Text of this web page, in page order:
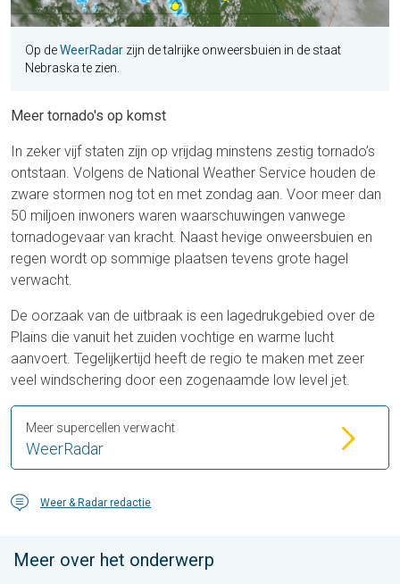
Op deWeerRadar zijn de talrijke onweersbuien in de staat
Nebraska te zien.
Meer tornado's op komst
In zeker vijf staten zijn op vrijdag minstens zestig tornado’s
ontstaan. Volgens de National Weather Service houden de
zware stormen nog tot en met zondag aan. Voor meer dan
50 miljoen inwoners waren waarschuwingen vanwege
tornadogevaar van kracht. Naast hevige onweersbuien en
regen wordt op sommige plaatsen tevens grote hagel
verwacht.
De oorzaak van de uitbraak is een lagedrukgebied over de
Plains die vanuit het zuiden vochtige en warme lucht
aanvoert. Tegelijkertijd heeft de regio te maken met zeer
veel windschering door een zogenaamde low level jet.
WeerRadar
Meer supercellen verwacht
Weer & Radar redactie
Meer over het onderwerp